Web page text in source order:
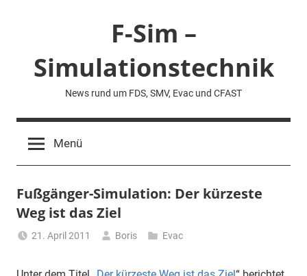
F-Sim –
Simulationstechnik
News rund um FDS, SMV, Evac und CFAST
Menü
Fußgänger-Simulation: Der kürzeste
Weg ist das Ziel
21. April 2011 Boris Evac